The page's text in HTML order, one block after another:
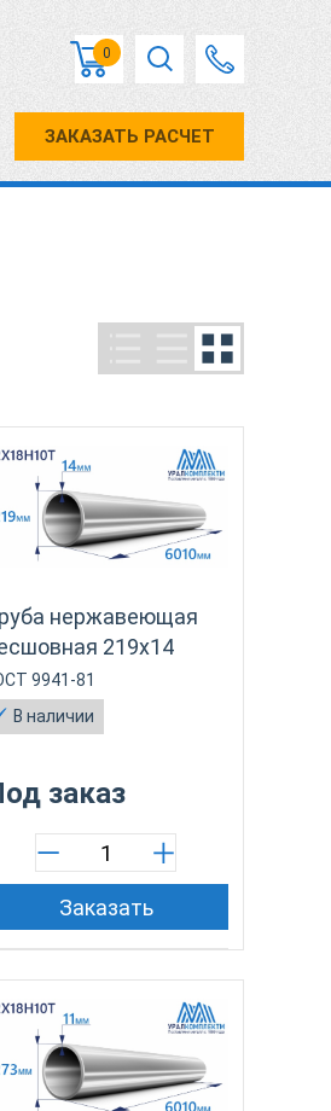
0
ЗАКАЗАТЬ РАСЧЕТ
нержавеющая
219х14
9941-81
В наличии
заказ
Заказать